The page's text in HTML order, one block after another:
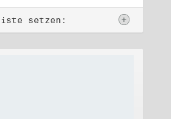
setzen: